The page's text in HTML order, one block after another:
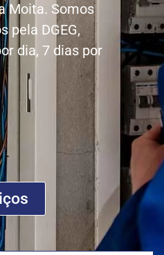
Moita. Somos
pela DGEG,
dia, 7 dias por